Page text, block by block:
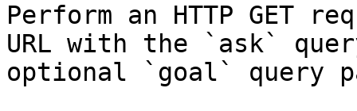
Perform an HTTP GET
URL with the `ask`
optional `goal` query